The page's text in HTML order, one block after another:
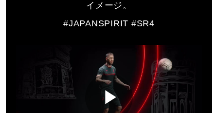
ベトナム製
イメージ。
#JAPANSPIRIT #SR4